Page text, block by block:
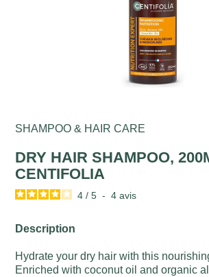
SHAMPOO & HAIR CARE
DRY HAIR SHAMPOO,
CENTIFOLIA
4 / 5 - 4avis
Description
Hydrate your dry hair with this
Enriched with coconut oil and organic